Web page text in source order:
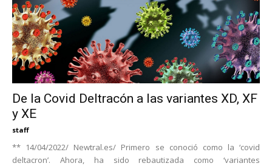
De la Covid Deltracón a las variantes XD, XF
y XE
staff
** 14/04/2022/ Newtral.es/ Primero se conoció como la ‘covid
deltacron’. Ahora, ha sido rebautizada como ‘variantes